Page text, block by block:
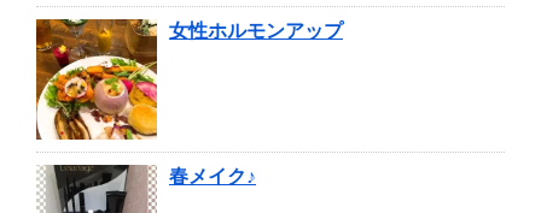
女性ホルモンアップ
春メイク♪